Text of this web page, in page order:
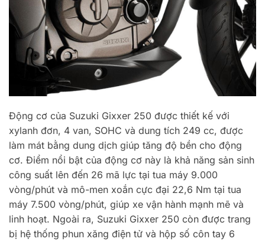
Động cơ của Suzuki Gixxer 250 được thiết kế với
xylanh đơn, 4 van, SOHC và dung tích 249 cc, được
làm mát bằng dung dịch giúp tăng độ bền cho động
cơ. Điểm nổi bật của động cơ này là khả năng sản sinh
công suất lên đến 26 mã lực tại tua máy 9.000
vòng/phút và mô-men xoắn cực đại 22,6 Nm tại tua
máy 7.500 vòng/phút, giúp xe vận hành mạnh mẽ và
linh hoạt. Ngoài ra, Suzuki Gixxer 250 còn được trang
bị hệ thống phun xăng điện tử và hộp số côn tay 6